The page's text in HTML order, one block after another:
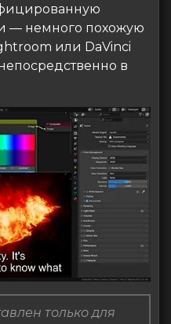
— немного похожую
или DaVinci
в
только для